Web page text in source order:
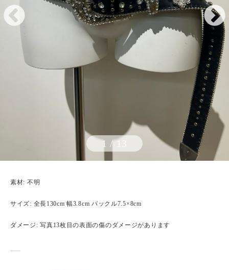
1 /13
素材: 不明
サイズ: 全長130cm 幅3.8cm バックル7.5×8cm
ダメージ: 写真13枚目の表面の傷のダメージがあります